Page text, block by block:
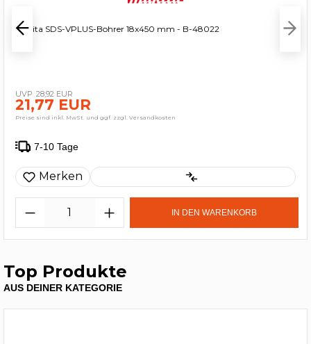
Makita SDS-VPLUS-Bohrer 18x450 mm - B-48022
28,92 EUR
21,77 EUR
Preise sind inkl. MwSt. und ggf. zzgl. Versandkosten
7-10 Tage
Merken
IN DEN WARENKORB
Top Produkte
AUS DEINER KATEGORIE